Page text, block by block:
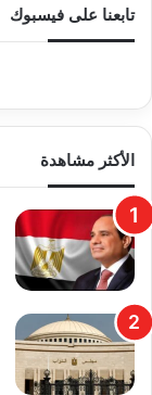
تابعنا على فيسبوك
الأكثر مشاهدة